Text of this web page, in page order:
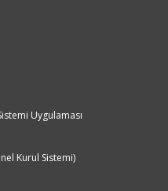
Uygulaması
Kurul Sistemi)